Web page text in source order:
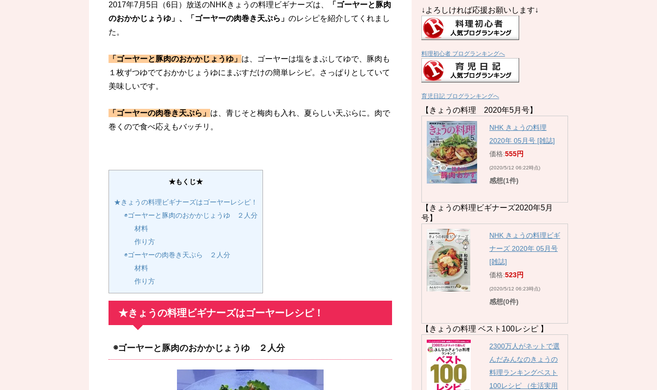
2017年7月5日（6日）放送のNHKきょうの料理ビギナーズは、
「ゴーヤーと豚肉
のおかかじょうゆ」、「ゴーヤーの肉巻き天ぷら」 のレシピを紹介してくれまし
た。
「ゴーヤーと豚肉のおかかじょうゆ」 は、ゴーヤーは塩をまぶしてゆで、豚肉も
１枚ずつゆでておかかじょうゆにまぶすだけの簡単レシピ。さっぱりとしていて
美味しいです。
「ゴーヤーの肉巻き天ぷら」 は、青じそと梅肉も入れ、夏らしい天ぷらに。肉で
巻くので食べ応えもバッチリ。
★もくじ★
★きょうの料理ビギナーズはゴーヤーレシピ！
◉ゴーヤーと豚肉のおかかじょうゆ ２人分
材料
作り方
◉ゴーヤーの肉巻き天ぷら ２人分
材料
作り方
★きょうの料理ビギナーズはゴーヤーレシピ！
◉ゴーヤーと豚肉のおかかじょうゆ ２人分
↓よろしければ応援お願いします↓
料理初心者 ブログランキングへ
育児日記 ブログランキングへ
【きょうの料理 2020年5月号】
NHK きょうの料理
2020年 05月号 [雑誌]
価格:555円
(2020/5/12 06:22時点)
感想(1件)
【きょうの料理ビギナーズ2020年5月
号】
NHK きょうの料理ビギ
ナーズ 2020年 05月号
[雑誌]
価格:523円
(2020/5/12 06:23時点)
感想(0件)
【きょうの料理 ベスト100レシピ 】
2300万人がネットで選
んだみんなのきょうの
料理ランキングベスト
100レシピ （生活実用